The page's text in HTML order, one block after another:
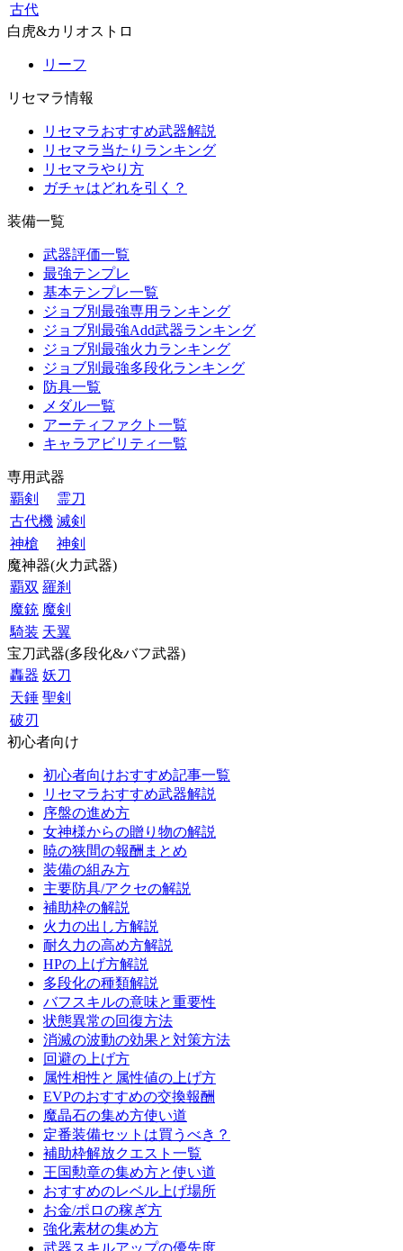
古代
白虎&カリオストロ
リーフ
リセマラ情報
リセマラおすすめ武器解説
リセマラ当たりランキング
リセマラやり方
ガチャはどれを引く？
装備一覧
武器評価一覧
最強テンプレ
基本テンプレ一覧
ジョブ別最強専用ランキング
ジョブ別最強Add武器ランキング
ジョブ別最強火力ランキング
ジョブ別最強多段化ランキング
防具一覧
メダル一覧
アーティファクト一覧
キャラアビリティ一覧
専用武器
覇剣
霊刀
古代機 滅剣
神槍
神剣
魔神器(火力武器)
覇双 羅刹
魔銃 魔剣
騎装 天翼
宝刀武器(多段化&バフ武器)
轟器 妖刀
天錘 聖剣
破刃
初心者向け
初心者向けおすすめ記事一覧
リセマラおすすめ武器解説
序盤の進め方
女神様からの贈り物の解説
暁の狭間の報酬まとめ
装備の組み方
主要防具/アクセの解説
補助枠の解説
火力の出し方解説
耐久力の高め方解説
HPの上げ方解説
多段化の種類解説
バフスキルの意味と重要性
状態異常の回復方法
消滅の波動の効果と対策方法
回避の上げ方
属性相性と属性値の上げ方
EVPのおすすめの交換報酬
魔晶石の集め方使い道
定番装備セットは買うべき？
補助枠解放クエスト一覧
王国勲章の集め方と使い道
おすすめのレベル上げ場所
お金/ポロの稼ぎ方
強化素材の集め方
武器スキルアップの優先度